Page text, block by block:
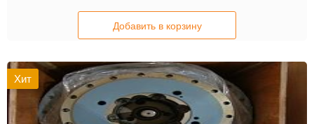
Добавить в корзину
Хит